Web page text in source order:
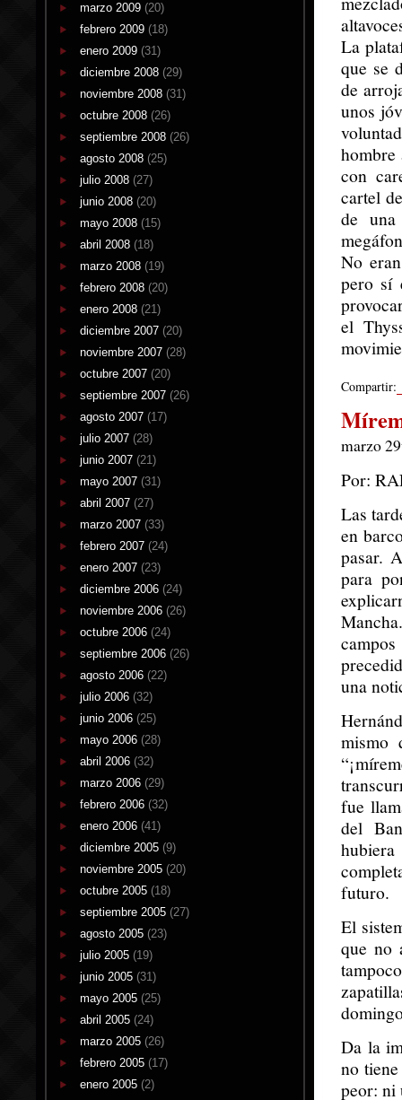
marzo 2009 (20)
febrero 2009 (18)
enero 2009 (31)
diciembre 2008 (29)
noviembre 2008 (31)
octubre 2008 (26)
septiembre 2008 (26)
agosto 2008 (25)
julio 2008 (27)
junio 2008 (20)
mayo 2008 (15)
abril 2008 (18)
marzo 2008 (19)
febrero 2008 (20)
enero 2008 (21)
diciembre 2007 (20)
noviembre 2007 (28)
octubre 2007 (20)
septiembre 2007 (26)
agosto 2007 (17)
julio 2007 (28)
junio 2007 (21)
mayo 2007 (31)
abril 2007 (27)
marzo 2007 (33)
febrero 2007 (24)
enero 2007 (23)
diciembre 2006 (24)
noviembre 2006 (26)
octubre 2006 (24)
septiembre 2006 (26)
agosto 2006 (22)
julio 2006 (32)
junio 2006 (25)
mayo 2006 (28)
abril 2006 (32)
marzo 2006 (29)
febrero 2006 (32)
enero 2006 (41)
diciembre 2005 (9)
noviembre 2005 (20)
octubre 2005 (18)
septiembre 2005 (27)
agosto 2005 (23)
julio 2005 (19)
junio 2005 (31)
mayo 2005 (25)
abril 2005 (24)
marzo 2005 (26)
febrero 2005 (17)
enero 2005 (2)
La
que se
de
unos
hombre
con
cartel
de una
No
pero sí
el
Compartir:
marzo
Por:
Las
en
pasar.
para
una
mismo
fue
del
futuro.
El
que no
Da la
no
peor: ni